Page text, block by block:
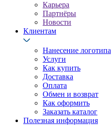
Карьера
Партнёры
Новости
Клиентам
Нанесение логотипа
Услуги
Как купить
Доставка
Оплата
Обмен и возврат
Как оформить
Заказать каталог
Полезная информация